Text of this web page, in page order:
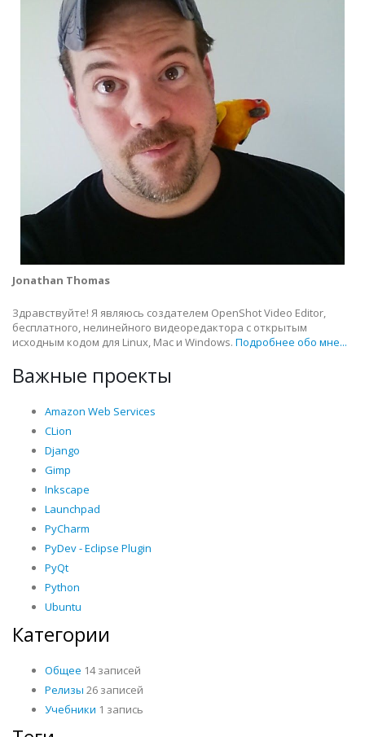
Jonathan Thomas
Здравствуйте! Я являюсь создателем OpenShot Video Editor,
бесплатного, нелинейного видеоредактора с открытым
исходным кодом для Linux, Mac и Windows. Подробнее обо мне...
Важные проекты
Amazon Web Services
CLion
Django
Gimp
Inkscape
Launchpad
PyCharm
PyDev - Eclipse Plugin
PyQt
Python
Ubuntu
Категории
Общее 14 записей
Релизы 26 записей
Учебники 1 запись